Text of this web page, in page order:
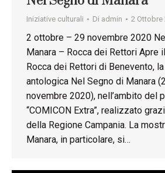
Iniziative culturali Di admin 2 Ottobre
2 ottobre – 29 novembre 2020
Manara – Rocca dei Rettori Apre
Rocca dei Rettori di Benevento,
antologica Nel Segno di Manara
novembre 2020), nell’ambito del
“COMICON Extra”, realizzato
della Regione Campania. La
Manara, in particolare, si…